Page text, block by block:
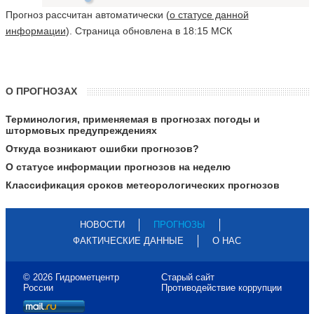
Прогноз рассчитан автоматически (о статусе данной
информации). Страница обновлена в 18:15 МСК
О ПРОГНОЗАХ
Терминология, применяемая в прогнозах погоды и
штормовых предупреждениях
Откуда возникают ошибки прогнозов?
О статусе информации прогнозов на неделю
Классификация сроков метеорологических прогнозов
НОВОСТИ
ПРОГНОЗЫ
ФАКТИЧЕСКИЕ ДАННЫЕ
О НАС
© 2026 Гидрометцентр
России
Старый сайт
Противодействие коррупции